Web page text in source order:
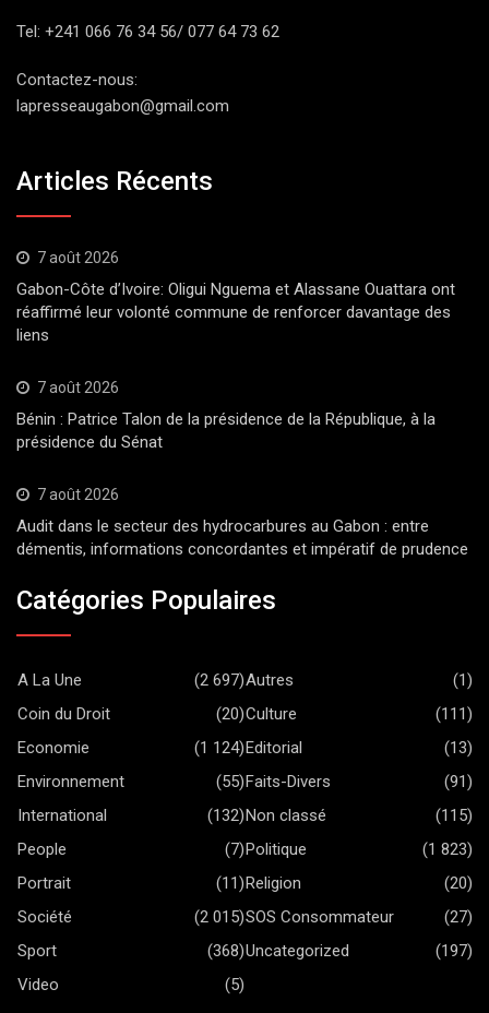
Tel: +241 066 76 34 56/ 077 64 73 62
Contactez-nous:
lapresseaugabon@gmail.com
Articles Récents
7 août 2026
Gabon-Côte d’Ivoire: Oligui Nguema et Alassane Ouattara ont
réaffirmé leur volonté commune de renforcer davantage des
liens
7 août 2026
Bénin : Patrice Talon de la présidence de la République, à la
présidence du Sénat
7 août 2026
Audit dans le secteur des hydrocarbures au Gabon : entre
démentis, informations concordantes et impératif de prudence
Catégories Populaires
A La Une (2 697)Autres
(1)
Coin du Droit
(20)Culture
(111)
Economie
(1 124)Editorial
(13)
Environnement
(55)Faits-Divers
(91)
International
(132)Non classé
(115)
People
(7)Politique
(1 823)
Portrait
(11)Religion
(20)
Société
(2 015)SOS Consommateur
(27)
Sport
(368)Uncategorized
(197)
Video
(5)